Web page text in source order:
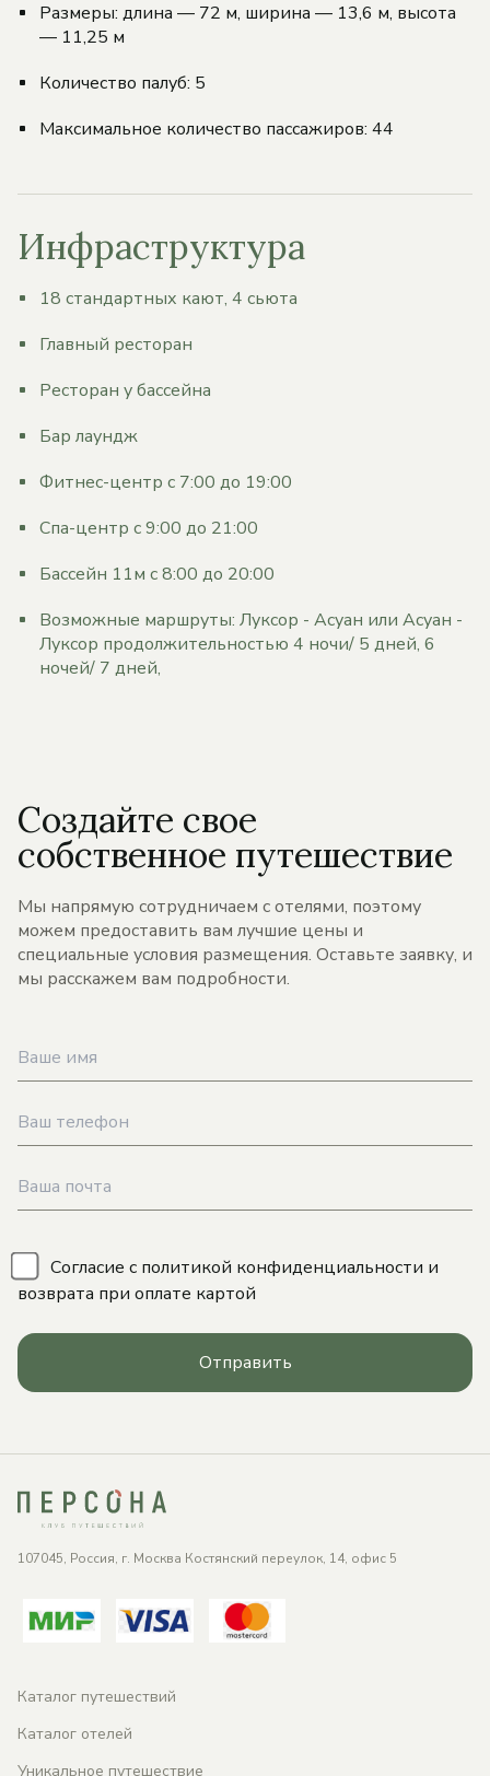
Размеры: длина — 72 м, ширина — 13,6 м, высота
— 11,25 м
Количество палуб: 5
Максимальное количество пассажиров: 44
Инфраструктура
18 стандартных кают, 4 сьюта
Главный ресторан
Ресторан у бассейна
Бар лаундж
Фитнес-центр с 7:00 до 19:00
Спа-центр с 9:00 до 21:00
Бассейн 11м с 8:00 до 20:00
Возможные маршруты: Луксор - Асуан или Асуан -
Луксор продолжительностью 4 ночи/ 5 дней, 6
ночей/ 7 дней,
Создайте свое
собственное путешествие
Мы напрямую сотрудничаем с отелями, поэтому
можем предоставить вам лучшие цены и
специальные условия размещения. Оставьте заявку, и
мы расскажем вам подробности.
Согласие с политикой конфиденциальности и
возврата при оплате картой
Отправить
107045, Россия, г. Москва Костянский переулок, 14, офис 5
Каталог путешествий
Каталог отелей
Уникальное путешествие